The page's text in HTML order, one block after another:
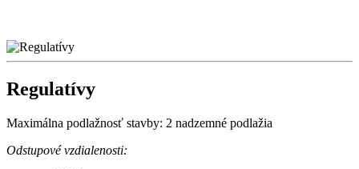
Regulatívy
Maximálna podlažnosť stavby: 2 nadzemné podlažia
Odstupové vzdialenosti: